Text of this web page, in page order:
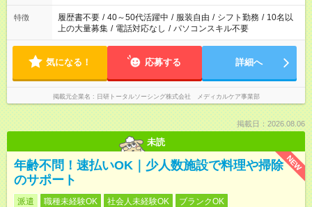
特徴 履歴書不要 / 40～50代活躍中 / 服装自由 / シフト勤務 / 10名以
上の大量募集 / 電話対応なし / パソコンスキル不要
気になる！ 応募する 詳細へ
掲載元企業名 日研トータルソーシング株式会社 メディカルケア事業部
掲載日：2026.08.06
未読
NEW
年齢不問！速払いOK｜少人数施設で料理や掃除
のサポート
派遣 職種未経験OK 社会人未経験OK
ブランクOK